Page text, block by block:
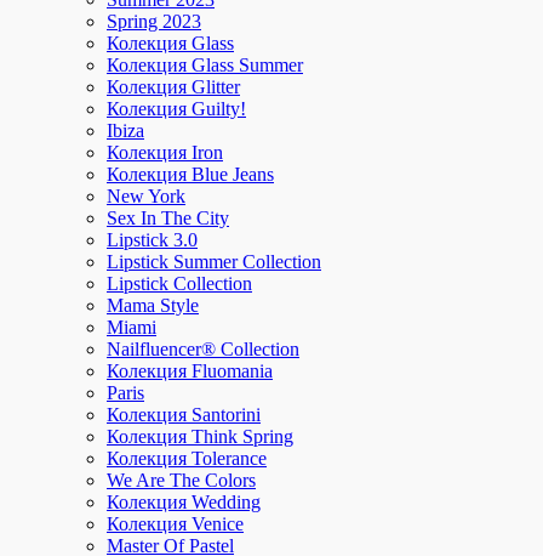
Spring 2023
Колекция Glass
Колекция Glass Summer
Колекция Glitter
Колекция Guilty!
Ibiza
Колекция Iron
Колекция Blue Jeans
New York
Sex In The City
Lipstick 3.0
Lipstick Summer Collection
Lipstick Collection
Mama Style
Miami
Nailfluencer® Collection
Колекция Fluomania
Paris
Колекция Santorini
Колекция Think Spring
Колекция Tolerance
We Are The Colors
Колекция Wedding
Колекция Venice
Master Of Pastel